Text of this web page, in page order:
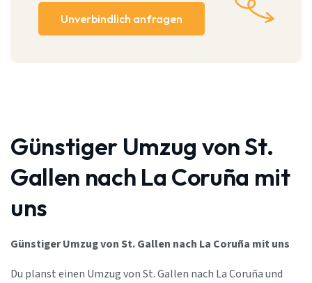
Unverbindlich anfragen
Günstiger Umzug von St.
Gallen nach La Coruña mit
uns
Günstiger Umzug von St. Gallen nach La Coruña mit uns
Du planst einen Umzug von St. Gallen nach La Coruña und